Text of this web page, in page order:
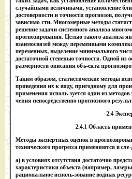
случайными величинами, установление
достоверности и точности прогнозов,
зависимо-сти. Многомерные методы
решение задачи системного анализа
прогнозирования. Целью такого анализа
взаимосвязей между переменными
переменных, выделение минимального
достаточной степенью точности. Одной из
размерности описания объ-екта
Таким образом, статистические методы
приведения их к виду, пригодному для
применения исполь-зуется один из
чения непосредственно прогнозного
2.4
2.4.1 Область
Методы экспертных оценок в
технического прогресса применяются в
а) в условиях отсутствия достаточно
характеристики объекта (например,
рациональное исполь-зование водных